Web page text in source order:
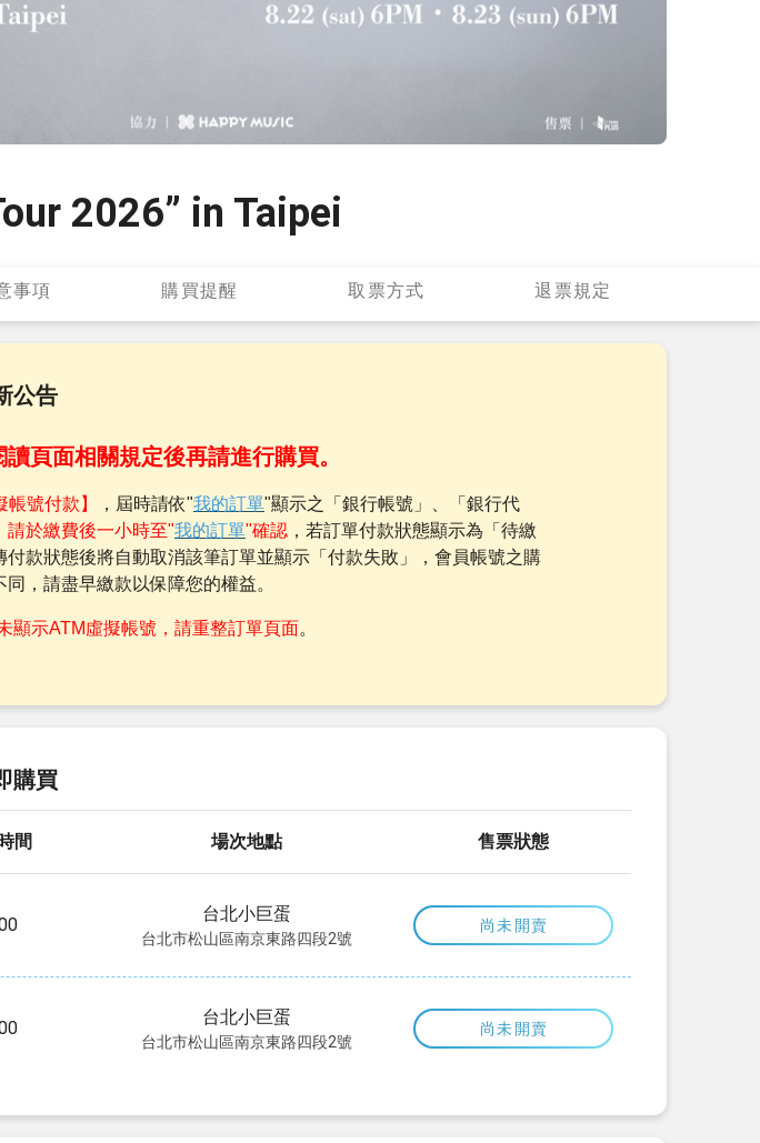
2026” in Taipei
事項 購買提醒 取票方式 退票規定
公告
頁面相關規定後再請進行購買。
號付款】 ，屆時請依"我的訂單"顯示之「銀行帳號」、「銀行代
請於繳費後一小時至"我的訂單"確認 ，若訂單付款狀態顯示為「待繳
款狀態後將自動取消該筆訂單並顯示「付款失敗」，會員帳號之購
，請盡早繳款以保障您的權益。
顯示ATM虛擬帳號，請重整訂單頁面。
購買
間 場次地點 售票狀態
台北小巨蛋
台北市松山區南京東路四段2號
尚未開賣
台北小巨蛋
台北市松山區南京東路四段2號
尚未開賣